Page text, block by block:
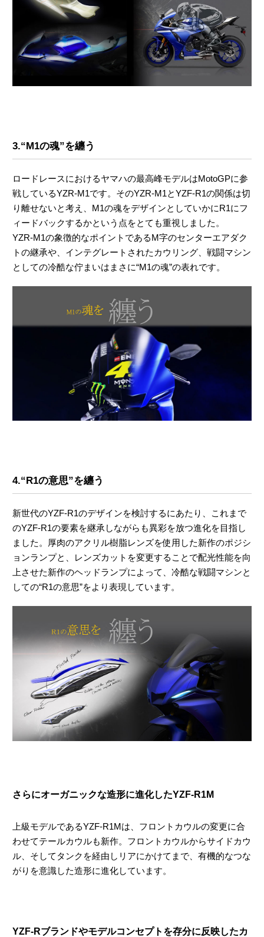
3.“M1の魂”を纏う
ロードレースにおけるヤマハの最高峰モデルはMotoGPに参
戦しているYZR-M1です。そのYZR-M1とYZF-R1の関係は切
り離せないと考え、M1の魂をデザインとしていかにR1にフ
ィードバックするかという点をとても重視しました。
YZR-M1の象徴的なポイントであるM字のセンターエアダク
トの継承や、インテグレートされたカウリング、戦闘マシン
としての冷酷な佇まいはまさに“M1の魂”の表れです。
4.“R1の意思”を纏う
新世代のYZF-R1のデザインを検討するにあたり、これまで
のYZF-R1の要素を継承しながらも異彩を放つ進化を目指し
ました。厚肉のアクリル樹脂レンズを使用した新作のポジシ
ョンランプと、レンズカットを変更することで配光性能を向
上させた新作のヘッドランプによって、冷酷な戦闘マシンと
しての“R1の意思”をより表現しています。
さらにオーガニックな造形に進化したYZF-R1M
上級モデルであるYZF-R1Mは、フロントカウルの変更に合
わせてテールカウルも新作。フロントカウルからサイドカウ
ル、そしてタンクを経由しリアにかけてまで、有機的なつな
がりを意識した造形に進化しています。
YZF-Rブランドやモデルコンセプトを存分に反映したカ